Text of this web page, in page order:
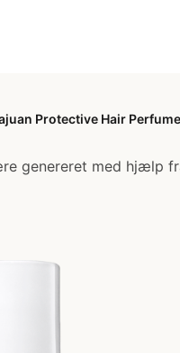
Protective Hair
genereret med hjælp